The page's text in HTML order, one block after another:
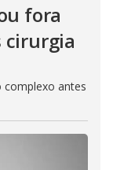
fora
cirurgia
antes